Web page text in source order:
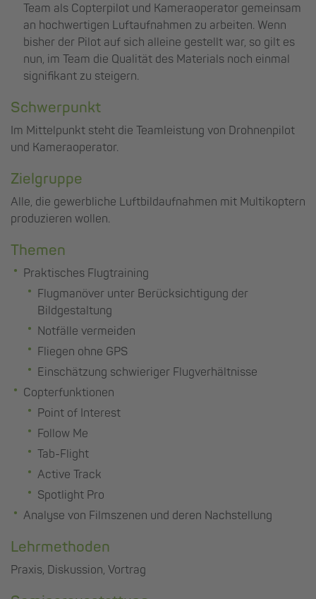
Team als Copterpilot und Kameraoperator gemeinsam
an hochwertigen Luftaufnahmen zu arbeiten. Wenn
bisher der Pilot auf sich alleine gestellt war, so gilt es
nun, im Team die Qualität des Materials noch einmal
signifikant zu steigern.
Schwerpunkt
Im Mittelpunkt steht die Teamleistung von Drohnenpilot
und Kameraoperator.
Zielgruppe
Alle, die gewerbliche Luftbildaufnahmen mit Multikoptern
produzieren wollen.
Themen
Praktisches Flugtraining
Flugmanöver unter Berücksichtigung der
Bildgestaltung
Notfälle vermeiden
Fliegen ohne GPS
Einschätzung schwieriger Flugverhältnisse
Copterfunktionen
Point of Interest
Follow Me
Tab-Flight
Active Track
Spotlight Pro
Analyse von Filmszenen und deren Nachstellung
Lehrmethoden
Praxis, Diskussion, Vortrag